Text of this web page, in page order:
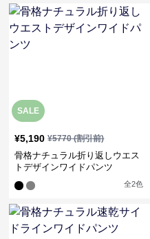
SALE
¥5,190 ¥5770(割引前)
骨格ナチュラル折り返しウエス
トデザインワイドパンツ
全2色